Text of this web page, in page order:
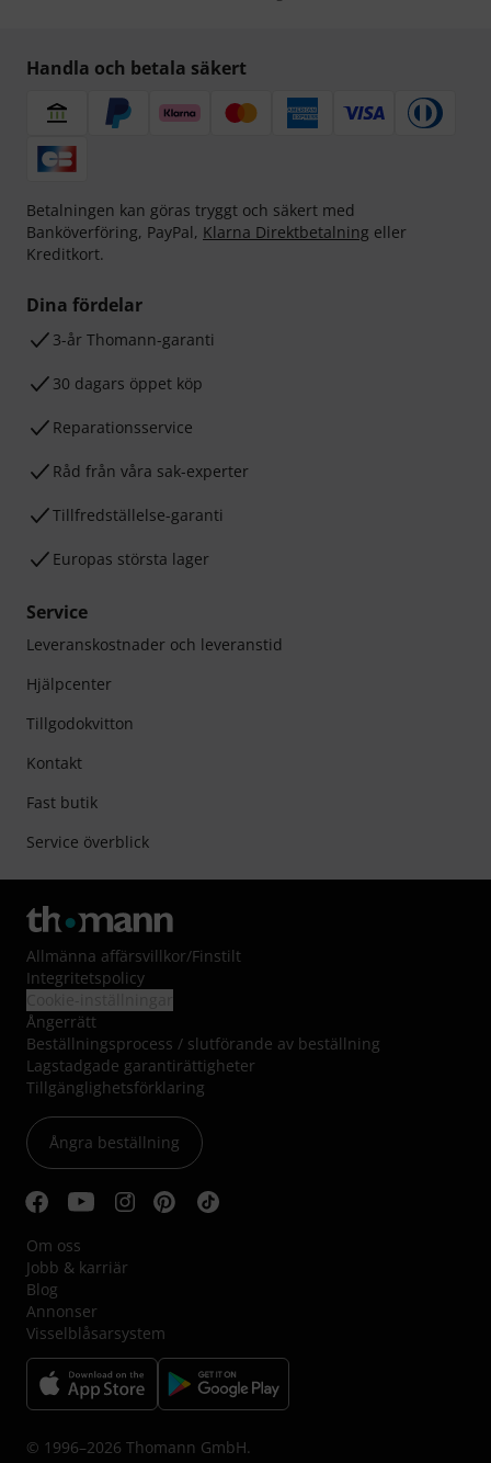
Handla och betala säkert
Betalningen kan göras tryggt och säkert med
Banköverföring, PayPal, Klarna Direktbetalning eller
Kreditkort.
Dina fördelar
3-år Thomann-garanti
30 dagars öppet köp
Reparationsservice
Råd från våra sak-experter
Tillfredställelse-garanti
Europas största lager
Service
Leveranskostnader och leveranstid
Hjälpcenter
Tillgodokvitton
Kontakt
Fast butik
Service överblick
Allmänna affärsvillkor/Finstilt
Integritetspolicy
Ångerrätt
Beställningsprocess / slutförande av beställning
Lagstadgade garantirättigheter
Tillgänglighetsförklaring
Ångra beställning
Om oss
Jobb & karriär
Blog
Annonser
Visselblåsarsystem
© 1996–2026 Thomann GmbH.